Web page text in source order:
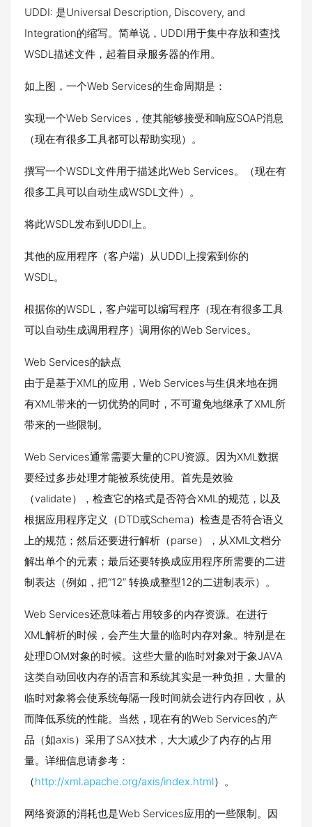
UDDI: 是Universal Description, Discovery, and
Integration的缩写。简单说，UDDI用于集中存放和查找
WSDL描述文件，起着目录服务器的作用。
如上图，一个Web Services的生命周期是：
实现一个Web Services，使其能够接受和响应SOAP消息
（现在有很多工具都可以帮助实现）。
撰写一个WSDL文件用于描述此Web Services。（现在有
很多工具可以自动生成WSDL文件）。
将此WSDL发布到UDDI上。
其他的应用程序（客户端）从UDDI上搜索到你的
WSDL。
根据你的WSDL，客户端可以编写程序（现在有很多工具
可以自动生成调用程序）调用你的Web Services。
Web Services的缺点
由于是基于XML的应用，Web Services与生俱来地在拥
有XML带来的一切优势的同时，不可避免地继承了XML所
带来的一些限制。
Web Services通常需要大量的CPU资源。因为XML数据
要经过多步处理才能被系统使用。首先是效验
（validate），检查它的格式是否符合XML的规范，以及
根据应用程序定义（DTD或Schema）检查是否符合语义
上的规范；然后还要进行解析（parse），从XML文档分
解出单个的元素；最后还要转换成应用程序所需要的二进
制表达（例如，把“12” 转换成整型12的二进制表示）。
Web Services还意味着占用较多的内存资源。在进行
XML解析的时候，会产生大量的临时内存对象。特别是在
处理DOM对象的时候。这些大量的临时对象对于象JAVA
这类自动回收内存的语言和系统其实是一种负担，大量的
临时对象将会使系统每隔一段时间就会进行内存回收，从
而降低系统的性能。当然，现在有的Web Services的产
品（如axis）采用了SAX技术，大大减少了内存的占用
量。详细信息请参考：
（http://xml.apache.org/axis/index.html）。
网络资源的消耗也是Web Services应用的一些限制。因